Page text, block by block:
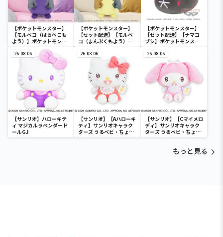
【ポケットモンスター】
【モルペコ（はらぺこも
よう）】ポケットモンス
ター めちゃもふぐっとぬ
いぐるみ～モルペコ（は
らぺこもよう）～
【ポケットモンスター】
【セット配送】【モルペ
コ（まんぷくもよう）】
ゃもふぐっとぬいぐるみ
～モルペコ（まんぷくも
【ポケットモンスター】
【セット配送】【ナマコ
ブシ】ポケットモンスタ
ぐるみ～ナマコブシ～
26.08.06
【サンリオ】ハローキテ
ィ マジカルラベンダード
ールGJ
26.08.06
【サンリオ】【Aハローキ
ティ】サンリオキャラク
ターズ うるベビ・ちょい
デカドール
26.08.06
【サンリオ】【Cマイメロ
ディ】サンリオキャラク
ターズ うるベビ・ちょい
デカドール
もっと見る